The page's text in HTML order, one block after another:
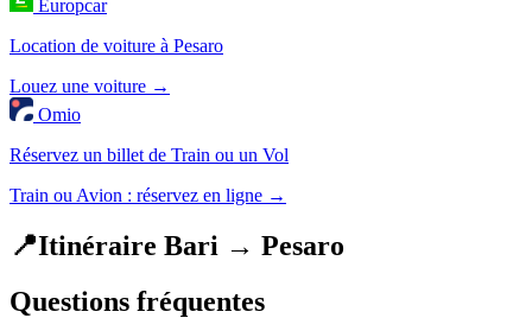
Europcar
Location de voiture à Pesaro
Louez une voiture →
Omio
Réservez un billet de Train ou un Vol
Train ou Avion : réservez en ligne →
📍Itinéraire Bari → Pesaro
Questions fréquentes